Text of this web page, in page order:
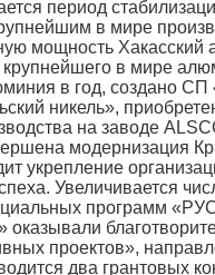
период
в мире
мощность Хакасский
в мире
в год, создано СП
никель»,
на заводе
модернизация
укрепление
Увеличивается
программ
проектов»,
два грантовых